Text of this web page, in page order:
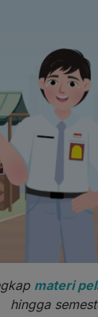
materi
hingga